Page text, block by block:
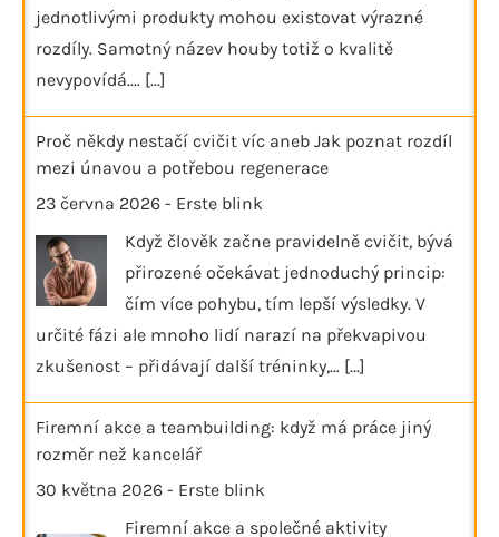
jednotlivými produkty mohou existovat výrazné
rozdíly. Samotný název houby totiž o kvalitě
nevypovídá.… [...]
Proč někdy nestačí cvičit víc aneb Jak poznat rozdíl
mezi únavou a potřebou regenerace
23 června 2026 - Erste blink
Když člověk začne pravidelně cvičit, bývá
přirozené očekávat jednoduchý princip:
čím více pohybu, tím lepší výsledky. V
určité fázi ale mnoho lidí narazí na překvapivou
zkušenost – přidávají další tréninky,… [...]
Firemní akce a teambuilding: když má práce jiný
rozměr než kancelář
30 května 2026 - Erste blink
Firemní akce a společné aktivity